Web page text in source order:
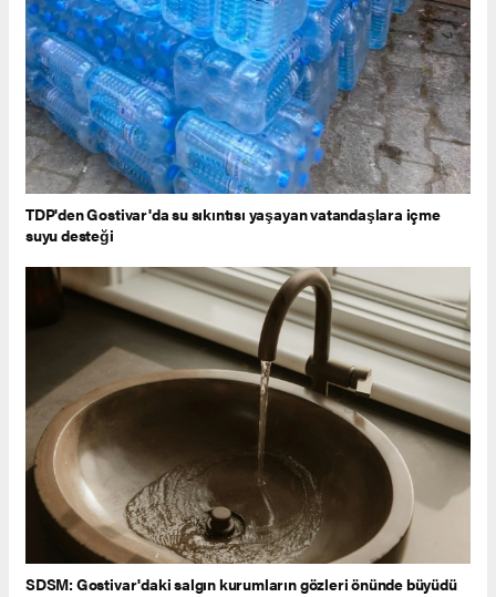
TDP'den Gostivar'da su sıkıntısı yaşayan vatandaşlara içme
suyu desteği
SDSM: Gostivar'daki salgın kurumların gözleri önünde büyüdü